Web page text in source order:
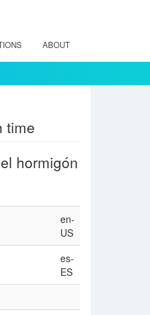
ABOUT
time
hormigón
en-
US
es-
ES